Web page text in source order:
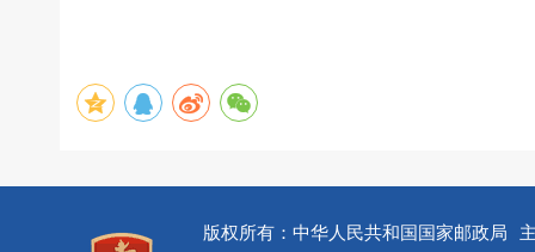
版权所有：中华人民共和国国家邮政局